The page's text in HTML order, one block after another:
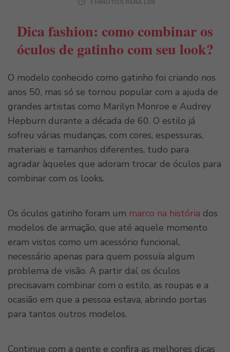
3 MINUTOS PARA LER
Dica fashion: como combinar os
óculos de gatinho com seu look?
O modelo conhecido como gatinho foi criando nos
anos 50, mas só se tornou popular com a ajuda de
grandes artistas como Marilyn Monroe e Audrey
Hepburn durante a década de 60. O estilo já
sofreu várias mudanças, com cores, espessuras,
materiais e tamanhos diferentes, tudo para
agradar àqueles que adoram trocar de óculos para
combinar com os looks.
Os óculos gatinho foram um marco na história dos
modelos de armação, que até aquele momento
eram vistos como um acessório funcional,
necessário apenas para quem possuía algum
problema de visão. A partir daí, os óculos
precisavam combinar com o estilo, as roupas e a
ocasião em que a pessoa estava, abrindo portas
para tantos outros modelos.
Continue com a gente e confira as melhores dicas